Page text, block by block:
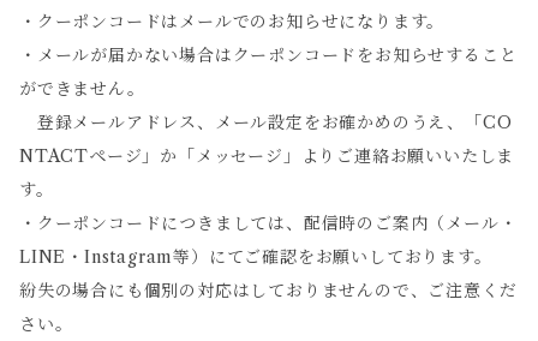
・クーポンコードはメールでのお知らせになります。
・メールが届かない場合はクーポンコードをお知らせすること
ができません。
登録メールアドレス、メール設定をお確かめのうえ、「CO
NTACTページ」か「メッセージ」よりご連絡お願いいたしま
す。
・クーポンコードにつきましては、配信時のご案内（メール・
LINE・Instagram等）にてご確認をお願いしております。
紛失の場合にも個別の対応はしておりませんので、ご注意くだ
さい。